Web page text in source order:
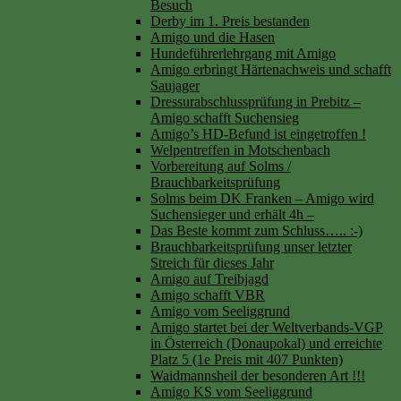
Besuch
Derby im 1. Preis bestanden
Amigo und die Hasen
Hundeführerlehrgang mit Amigo
Amigo erbringt Härtenachweis und schafft
Saujager
Dressurabschlussprüfung in Prebitz –
Amigo schafft Suchensieg
Amigo’s HD-Befund ist eingetroffen !
Welpentreffen in Motschenbach
Vorbereitung auf Solms /
Brauchbarkeitsprüfung
Solms beim DK Franken – Amigo wird
Suchensieger und erhält 4h –
Das Beste kommt zum Schluss….. :-)
Brauchbarkeitsprüfung unser letzter
Streich für dieses Jahr
Amigo auf Treibjagd
Amigo schafft VBR
Amigo vom Seeliggrund
Amigo startet bei der Weltverbands-VGP
in Österreich (Donaupokal) und erreichte
Platz 5 (1e Preis mit 407 Punkten)
Waidmannsheil der besonderen Art !!!
Amigo KS vom Seeliggrund